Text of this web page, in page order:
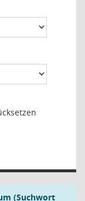
(Suchwort